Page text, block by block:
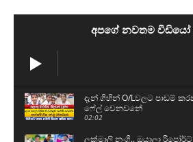
අපගේ නවතම වීඩියෝ
දැන් ගිහින් O/Lවලට පාඩම්
ෆේල් වෙනවනේ
02:02
ලක්මාලි නංගි.. ඔයාලා